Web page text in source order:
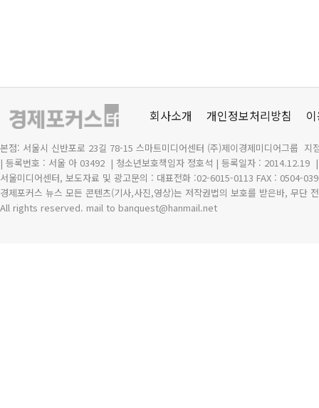
회사소개 개인정보처리방침
본점: 서울시 신반포로 23길 78-15 스마트미디어센터 (주)제이경제미디어그룹 지
| 등록번호 : 서울 아 03492 | 청소년보호책임자 정호석 | 등록일자 : 2014.12.19
서울미디어센터, 보도자료 및 광고문의 : 대표전화 :02-6015-0113 FAX : 0504-
경제포커스 뉴스 모든 콘텐츠(기사,사진,영상)는 저작권법의 보호를 받은바, 무단
All rights reserved. mail to banquest@hanmail.net